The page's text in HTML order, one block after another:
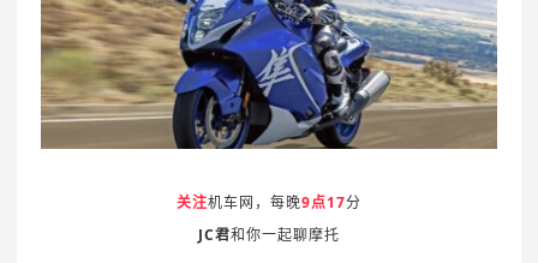
关注机车网，每晚9点17分
JC君和你一起聊摩托